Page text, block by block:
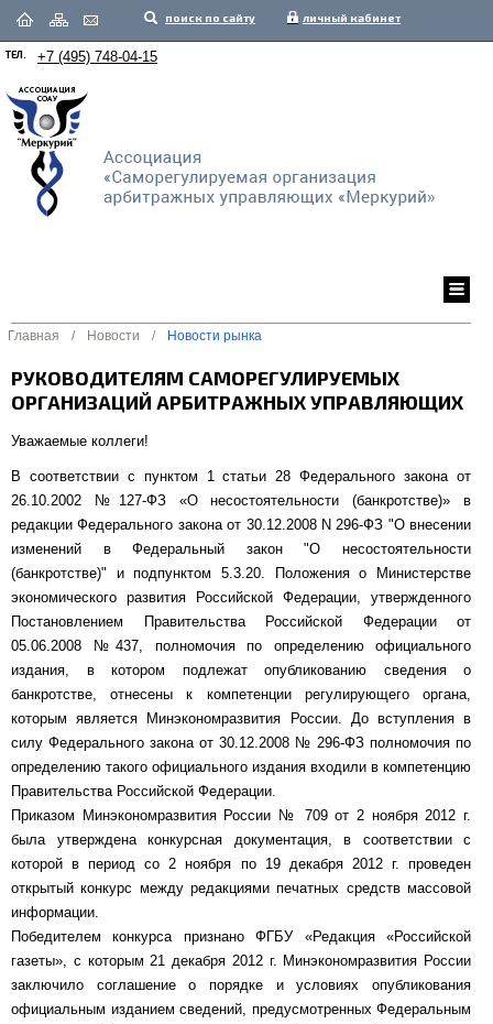
поиск по сайту личный кабинет
ТЕЛ. +7 (495) 748-04-15
Главная / Новости / Новости рынка
РУКОВОДИТЕЛЯМ САМОРЕГУЛИРУЕМЫХ
ОРГАНИЗАЦИЙ АРБИТРАЖНЫХ УПРАВЛЯЮЩИХ
Уважаемые коллеги!
В соответствии с пунктом 1 статьи 28 Федерального закона от
26.10.2002 №127-ФЗ «О несостоятельности (банкротстве)» в
редакции Федерального закона от 30.12.2008 N 296-ФЗ "О внесении
изменений в Федеральный закон "О несостоятельности
(банкротстве)" и подпунктом 5.3.20. Положения о Министерстве
экономического развития Российской Федерации, утвержденного
Постановлением Правительства Российской Федерации от
05.06.2008 №437, полномочия по определению официального
издания, в котором подлежат опубликованию сведения о
банкротстве, отнесены к компетенции регулирующего органа,
которым является Минэкономразвития России. До вступления в
силу Федерального закона от 30.12.2008 № 296-ФЗ полномочия по
определению такого официального издания входили в компетенцию
Правительства Российской Федерации.
Приказом Минэкономразвития России № 709 от 2 ноября 2012 г.
была утверждена конкурсная документация, в соответствии с
которой в период со 2 ноября по 19 декабря 2012 г. проведен
открытый конкурс между редакциями печатных средств массовой
информации.
Победителем конкурса признано ФГБУ «Редакция «Российской
газеты», с которым 21 декабря 2012 г. Минэкономразвития России
заключило соглашение о порядке и условиях опубликования
официальным изданием сведений, предусмотренных Федеральным